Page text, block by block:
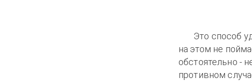
Это способ
на этом не
обстоятельно -
противном